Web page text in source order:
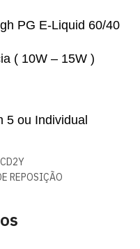
PG E-Liquid 60/40
( 10W – 15W )
5 ou Individual
REPOSIÇÃO